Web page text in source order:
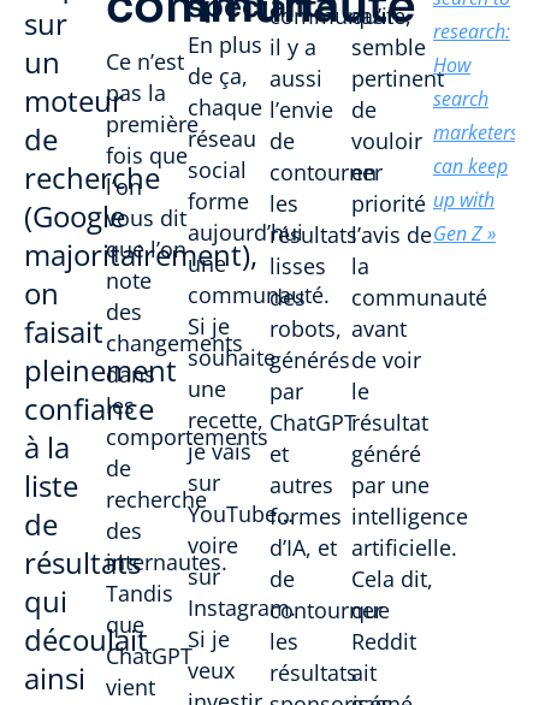
sur
un
moteur
de
recherche
(Google
majoritairement),
on
faisait
pleinement
confiance
à la
liste
de
résultats
qui
découlait
ainsi
Ce n’est
pas la
première
fois que
l’on
vous dit
que l’on
note
des
changements
dans
les
comportements
de
recherche
des
internautes.
Tandis
que
ChatGPT
vient
spécialité
En plus
de ça,
chaque
réseau
social
forme
aujourd’hui
une
communauté.
Si je
souhaite
une
recette,
je vais
sur
YouTube…
voire
sur
Instagram.
Si je
veux
communauté,
il y a
aussi
l’envie
de
contourner
les
résultats
lisses
des
robots,
générés
par
ChatGPT
et
autres
formes
d’IA, et
de
contourner
les
résultats
qu’il
semble
pertinent
de
vouloir
en
priorité
l’avis de
la
communauté
avant
de voir
le
résultat
généré
par une
intelligence
artificielle.
Cela dit,
que
Reddit
ait
research:
How
search
marketers
can keep
up with
Gen Z »